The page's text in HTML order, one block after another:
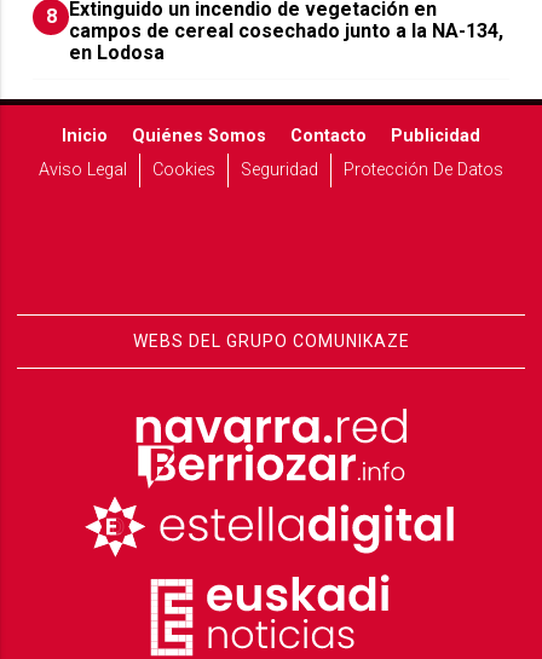
8 Extinguido un incendio de vegetación en
campos de cereal cosechado junto a la NA-134,
en Lodosa
Inicio Quiénes Somos Contacto
Publicidad
Aviso Legal
Cookies Seguridad Protección De Datos
WEBS DEL GRUPO COMUNIKAZE